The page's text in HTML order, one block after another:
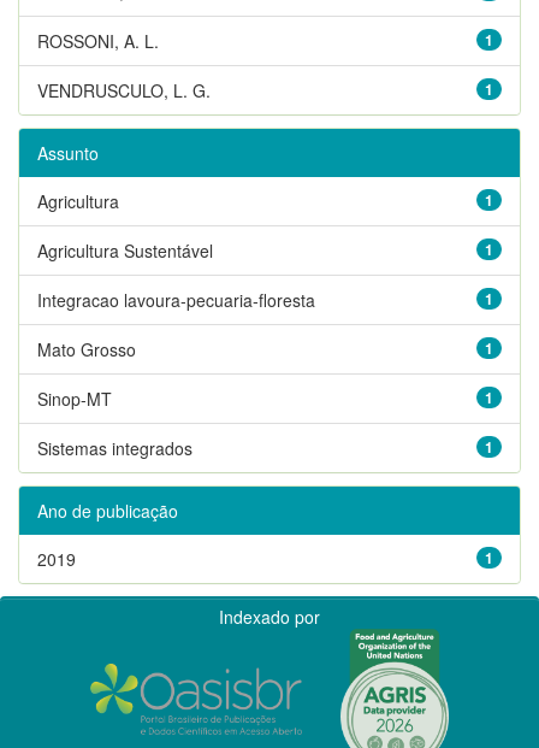
1
ROSSONI, A. L.
1
VENDRUSCULO, L. G.
Assunto
1
Agricultura
1
Agricultura Sustentável
1
Integracao lavoura-pecuaria-floresta
1
Mato Grosso
1
Sinop-MT
1
Sistemas integrados
Ano de publicação
1
2019
Indexado por